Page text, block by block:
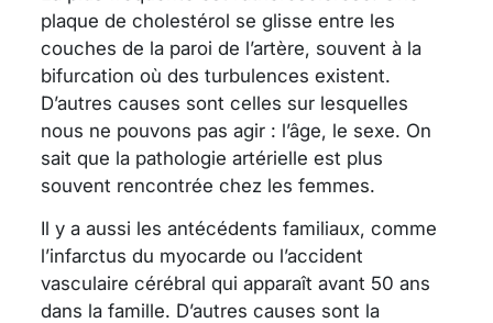
plaque de cholestérol se glisse entre les
couches de la paroi de l’artère, souvent à la
bifurcation où des turbulences existent.
D’autres causes sont celles sur lesquelles
nous ne pouvons pas agir : l’âge, le sexe. On
sait que la pathologie artérielle est plus
souvent rencontrée chez les femmes.
Il y a aussi les antécédents familiaux, comme
l’infarctus du myocarde ou l’accident
vasculaire cérébral qui apparaît avant 50 ans
dans la famille. D’autres causes sont la